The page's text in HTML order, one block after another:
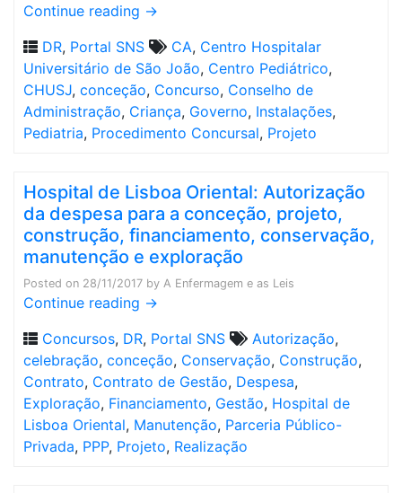
Continue reading →
DR, Portal SNS CA, Centro Hospitalar
Universitário de São João, Centro Pediátrico,
CHUSJ, conceção, Concurso, Conselho de
Administração, Criança, Governo, Instalações,
Pediatria, Procedimento Concursal, Projeto
Hospital de Lisboa Oriental: Autorização
da despesa para a conceção, projeto,
construção, financiamento, conservação,
manutenção e exploração
Posted on 28/11/2017 by A Enfermagem e as Leis
Continue reading →
Concursos, DR, Portal SNS Autorização,
celebração, conceção, Conservação, Construção,
Contrato, Contrato de Gestão, Despesa,
Exploração, Financiamento, Gestão, Hospital de
Lisboa Oriental, Manutenção, Parceria Público-
Privada, PPP, Projeto, Realização